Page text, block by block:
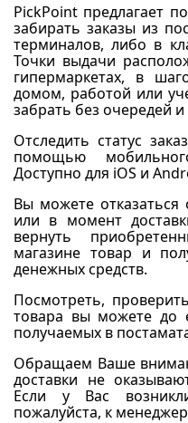
PickPoint предлагает
забирать заказы из
терминалов, либо в
Точки выдачи
гипермаркетах, в
домом, работой или
забрать без очередей
Отследить статус
помощью
Доступно для iOS и
Вы можете отказаться
или в момент
вернуть
магазине товар и
денежных средств.
Посмотреть,
товара вы можете до
получаемых в
Обращаем Ваше
доставки не
Если у Вас
пожалуйста, к